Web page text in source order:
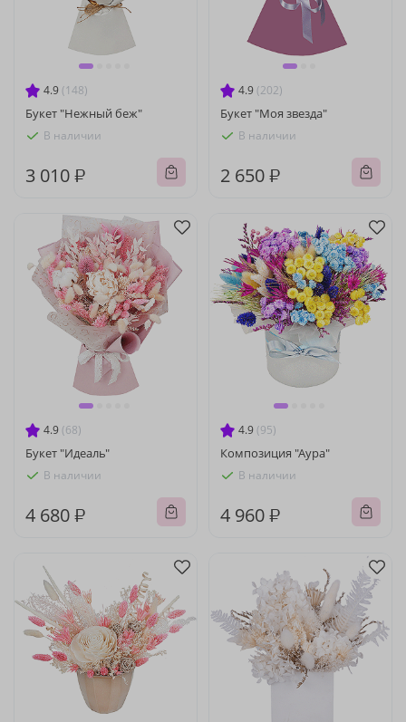
4.9 (148)
Букет "Нежный беж"
В наличии
3 010 ₽
4.9 (202)
Букет "Моя звезда"
В наличии
2 650 ₽
4.9 (68)
Букет "Идеаль"
В наличии
4 680 ₽
4.9 (95)
Композиция "Аура"
В наличии
4 960 ₽